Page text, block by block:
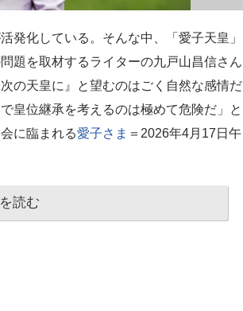
発化している。そんな中、「愛子天皇」
題を取材するライターの九戸山昌信さん
次の天皇に』と望むのはごく自然な感情だ
皇位継承を考えるのは極めて危険だ」と
に臨まれる愛子さま ＝2026年4月17日午
読む